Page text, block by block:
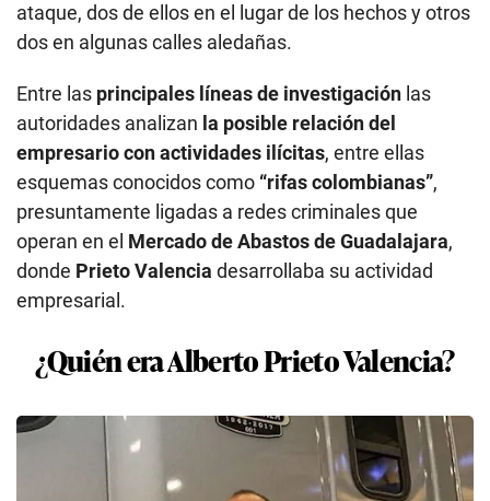
ataque, dos de ellos en el lugar de los hechos y otros
dos en algunas calles aledañas.
Entre las principales líneas de investigación las
autoridades analizan la posible relación del
empresario con actividades ilícitas, entre ellas
esquemas conocidos como “rifas colombianas”,
presuntamente ligadas a redes criminales que
operan en el Mercado de Abastos de Guadalajara,
donde Prieto Valencia desarrollaba su actividad
empresarial.
¿Quién era Alberto Prieto Valencia?